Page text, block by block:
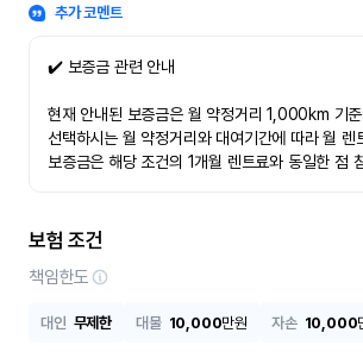
추가 코멘트
✔️ 보증금 관련 안내
현재 안내된 보증금은 월 약정거리 1,000km 기
선택하시는 월 약정거리와 대여기간에 따라 월 렌
보증금은 해당 조건의 1개월 렌트료와 동일한 점
보험 조건
책임한도
대인 무제한 대물 10,000만원 자손 10,000